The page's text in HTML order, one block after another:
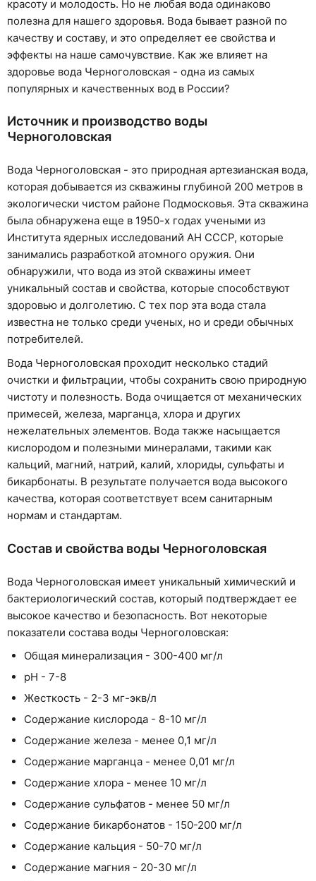
красоту и молодость. Но не любая вода одинаково
полезна для нашего здоровья. Вода бывает разной по
качеству и составу, и это определяет ее свойства и
эффекты на наше самочувствие. Как же влияет на
здоровье вода Черноголовская - одна из самых
популярных и качественных вод в России?
Источник и производство воды
Черноголовская
Вода Черноголовская - это природная артезианская вода,
которая добывается из скважины глубиной 200 метров в
экологически чистом районе Подмосковья. Эта скважина
была обнаружена еще в 1950-х годах учеными из
Института ядерных исследований АН СССР, которые
занимались разработкой атомного оружия. Они
обнаружили, что вода из этой скважины имеет
уникальный состав и свойства, которые способствуют
здоровью и долголетию. С тех пор эта вода стала
известна не только среди ученых, но и среди обычных
потребителей.
Вода Черноголовская проходит несколько стадий
очистки и фильтрации, чтобы сохранить свою природную
чистоту и полезность. Вода очищается от механических
примесей, железа, марганца, хлора и других
нежелательных элементов. Вода также насыщается
кислородом и полезными минералами, такими как
кальций, магний, натрий, калий, хлориды, сульфаты и
бикарбонаты. В результате получается вода высокого
качества, которая соответствует всем санитарным
нормам и стандартам.
Состав и свойства воды Черноголовская
Вода Черноголовская имеет уникальный химический и
бактериологический состав, который подтверждает ее
высокое качество и безопасность. Вот некоторые
показатели состава воды Черноголовская:
Общая минерализация - 300-400 мг/л
pH - 7-8
Жесткость - 2-3 мг-экв/л
Содержание кислорода - 8-10 мг/л
Содержание железа - менее 0,1 мг/л
Содержание марганца - менее 0,01 мг/л
Содержание хлора - менее 10 мг/л
Содержание сульфатов - менее 50 мг/л
Содержание бикарбонатов - 150-200 мг/л
Содержание кальция - 50-70 мг/л
Содержание магния - 20-30 мг/л